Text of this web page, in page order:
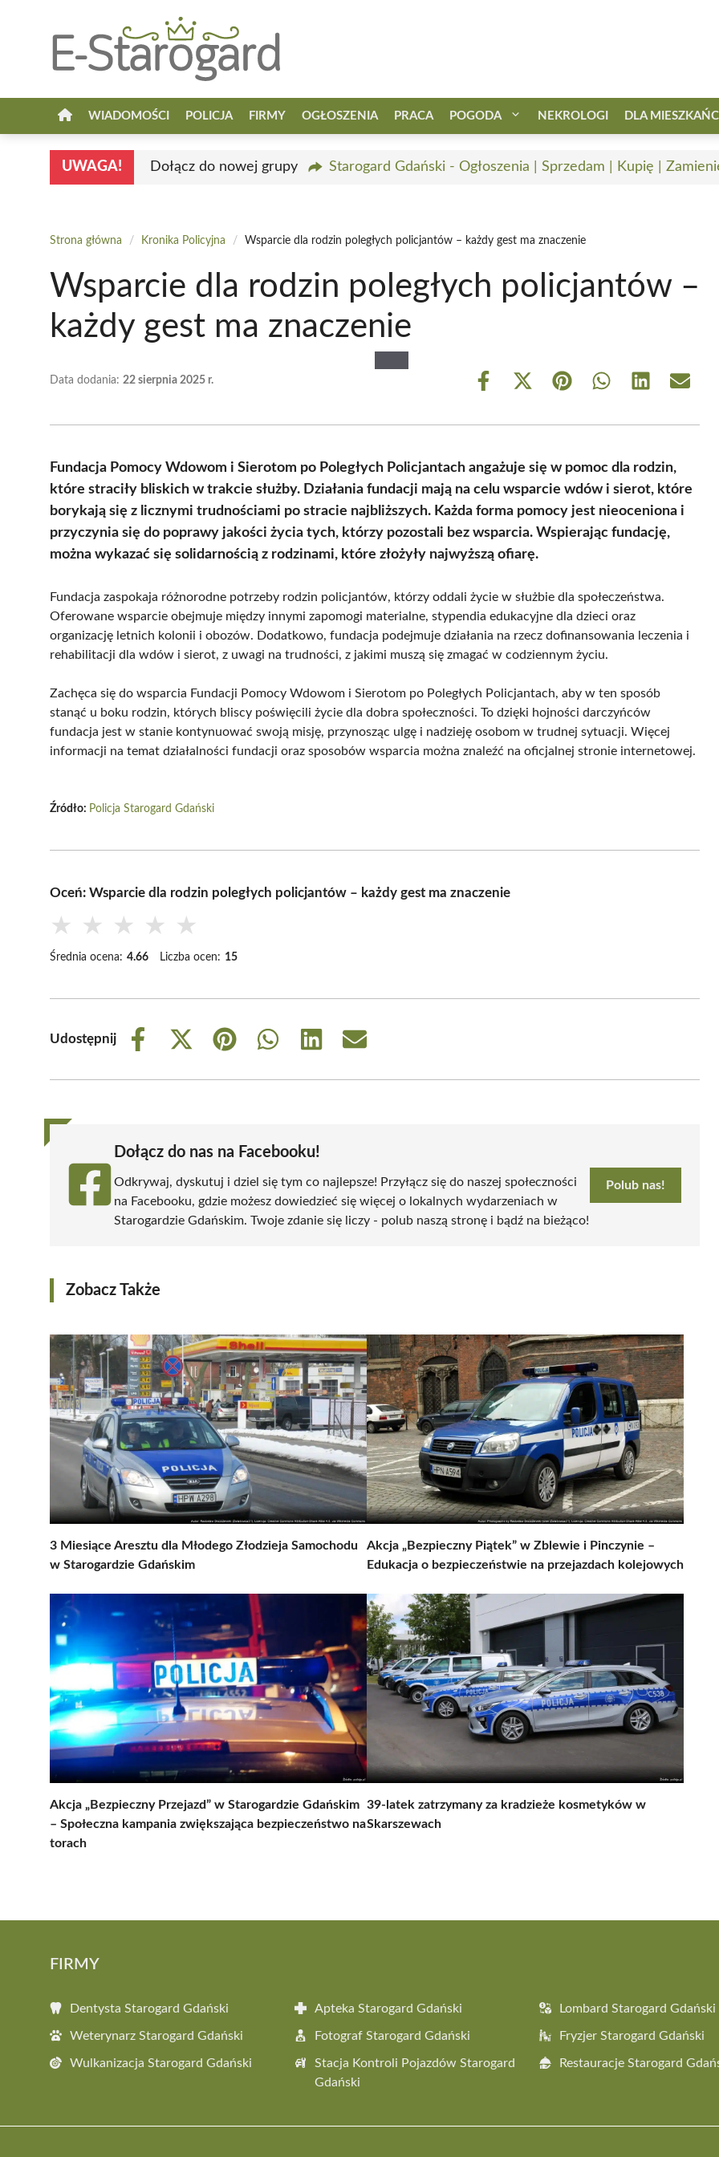
WIADOMOŚCI POLICJA FIRMY OGŁOSZENIA PRACA POGODA NEKROLOGI DLA
UWAGA! Dołącz do nowej grupy Starogard Gdański - Ogłoszenia | Sprzedam | Kupię |
Strona główna / Kronika Policyjna / Wsparcie dla rodzin poległych policjantów – każdy gest ma znaczenie
Wsparcie dla rodzin poległych policjantów –
każdy gest ma znaczenie
Data dodania: 22 sierpnia 2025 r.
Share
Share
(Twitter)
Share Share Share Share
Fundacja Pomocy Wdowom i Sierotom po Poległych Policjantach angażuje się w pomoc dla rodzin,
które straciły bliskich w trakcie służby. Działania fundacji mają na celu wsparcie wdów i sierot, które
borykają się z licznymi trudnościami po stracie najbliższych. Każda forma pomocy jest nieoceniona i
przyczynia się do poprawy jakości życia tych, którzy pozostali bez wsparcia. Wspierając fundację,
można wykazać się solidarnością z rodzinami, które złożyły najwyższą ofiarę.
Fundacja zaspokaja różnorodne potrzeby rodzin policjantów, którzy oddali życie w służbie dla społeczeństwa.
Oferowane wsparcie obejmuje między innymi zapomogi materialne, stypendia edukacyjne dla dzieci oraz
organizację letnich kolonii i obozów. Dodatkowo, fundacja podejmuje działania na rzecz dofinansowania leczenia i
rehabilitacji dla wdów i sierot, z uwagi na trudności, z jakimi muszą się zmagać w codziennym życiu.
Zachęca się do wsparcia Fundacji Pomocy Wdowom i Sierotom po Poległych Policjantach, aby w ten sposób
stanąć u boku rodzin, których bliscy poświęcili życie dla dobra społeczności. To dzięki hojności darczyńców
fundacja jest w stanie kontynuować swoją misję, przynosząc ulgę i nadzieję osobom w trudnej sytuacji. Więcej
informacji na temat działalności fundacji oraz sposobów wsparcia można znaleźć na oficjalnej stronie internetowej.
Źródło: Policja Starogard Gdański
Oceń: Wsparcie dla rodzin poległych policjantów – każdy gest ma znaczenie
★ ★ ★ ★ ★
Średnia ocena: 4.66 Liczba ocen: 15
Udostępnij
Share
Share
(Twitter)
Share
Share
Share
Share
Dołącz do nas na Facebooku!
Odkrywaj, dyskutuj i dziel się tym co najlepsze! Przyłącz się do naszej społeczności
na Facebooku, gdzie możesz dowiedzieć się więcej o lokalnych wydarzeniach w
Starogardzie Gdańskim. Twoje zdanie się liczy - polub naszą stronę i bądź na bieżąco!
Polub nas!
Zobacz Także
3 Miesiące Aresztu dla Młodego Złodzieja Samochodu
w Starogardzie Gdańskim
Akcja „Bezpieczny Piątek” w Zblewie i Pinczynie –
Edukacja o bezpieczeństwie na przejazdach kolejowych
Akcja „Bezpieczny Przejazd” w Starogardzie Gdańskim
– Społeczna kampania zwiększająca bezpieczeństwo na
torach
39-latek zatrzymany za kradzieże kosmetyków w
Skarszewach
FIRMY
Dentysta Starogard Gdański Apteka Starogard Gdański Lombard Starogard Gdański
Weterynarz Starogard Gdański Fotograf Starogard Gdański Fryzjer Starogard Gdański
Wulkanizacja Starogard Gdański
Stacja Kontroli Pojazdów Starogard
Gdański
Restauracje Starogard